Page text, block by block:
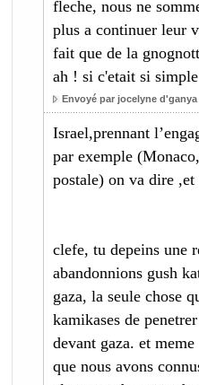
fleche, nous ne
plus a continuer leur
fait que de la
ah ! si c'etait si
Envoyé par jocelyne d'ganya
Israel,prennant
par exemple
postale) on va dire
clefe, tu depeins une
abandonnions gush
gaza, la seule chose
kamikases de
devant gaza. et
que nous avons